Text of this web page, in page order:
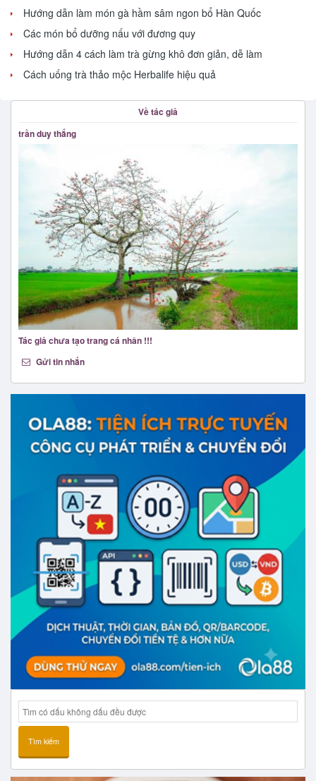
Hướng dẫn làm món gà hầm sâm ngon bổ Hàn Quốc
Các món bổ dưỡng nấu với đương quy
Hướng dẫn 4 cách làm trà gừng khô đơn giản, dễ làm
Cách uống trà thảo mộc Herbalife hiệu quả
Về tác giả
trần duy thắng
Tác giả chưa tạo trang cá nhân !!!
Gửi tin nhắn
Tìm kiếm